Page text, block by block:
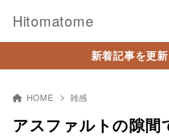
Hitomatome
新着記事を更新
HOME 雑感
アスファルトの隙間